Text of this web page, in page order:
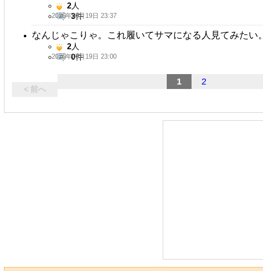
2026年05月19日 23:37
2人
3件
なんじゃこりゃ。これ履いてサマになる人見てみたい。
2026年05月19日 23:00
2人
0件
< 前へ
1 2